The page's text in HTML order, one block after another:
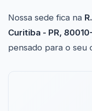
Nossa sede fica na
Curitiba - PR,
pensado para o seu